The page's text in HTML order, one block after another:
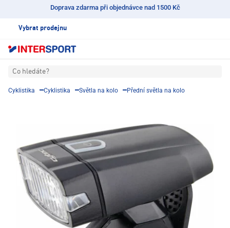
Doprava zdarma při objednávce nad 1500 Kč
Vybrat prodejnu
Co hledáte?
Cyklistika Cyklistika Světla na kolo Přední světla na kolo